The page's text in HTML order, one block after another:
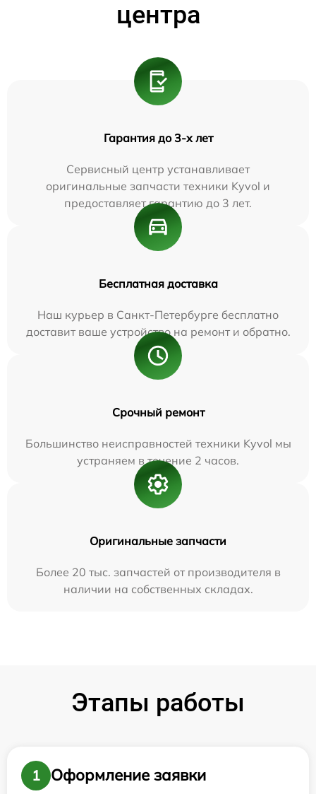
центра
Гарантия до 3-х лет
Сервисный центр устанавливает
оригинальные запчасти техники Kyvol и
предоставляет гарантию до 3 лет.
Бесплатная доставка
Наш курьер в Санкт-Петербурге бесплатно
доставит ваше устройство на ремонт и обратно.
Срочный ремонт
Большинство неисправностей техники Kyvol мы
устраняем в течение 2 часов.
Оригинальные запчасти
Более 20 тыс. запчастей от производителя в
наличии на собственных складах.
Этапы работы
1
Оформление заявки